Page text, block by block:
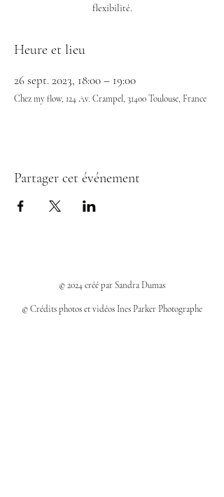
flexibilité.
Heure et lieu
26 sept. 2023, 18:00 – 19:00
Chez my flow, 124 Av. Crampel, 31400 Toulouse, France
Partager cet événement
© 2024 créé par Sandra Dumas
© Crédits photos et vidéos Ines Parker Photographe